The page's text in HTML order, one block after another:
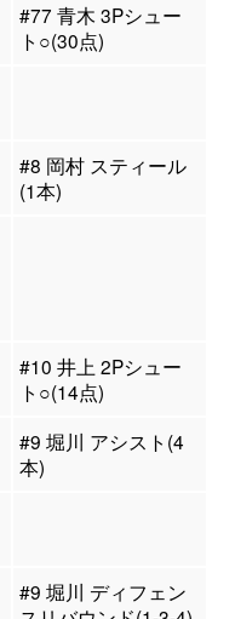
#77 青木 3Pシュー
ト○(30点)
#8 岡村 スティール
(1本)
#10 井上 2Pシュー
ト○(14点)
#9 堀川 アシスト(4
本)
#9 堀川 ディフェン